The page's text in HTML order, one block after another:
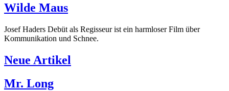
Wilde Maus
Josef Haders Debüt als Regisseur ist ein harmloser Film über
Kommunikation und Schnee.
Neue Artikel
Mr. Long